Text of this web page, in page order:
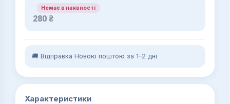
Немає в наявності
280 ₴
🚚 Відправка Новою поштою за 1–2 дні
Характеристики